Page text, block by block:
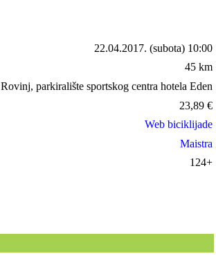
22.04.2017. (subota) 10:00
45 km
Rovinj, parkiralište sportskog centra hotela Eden
23,89 €
Web biciklijade
Maistra
124+